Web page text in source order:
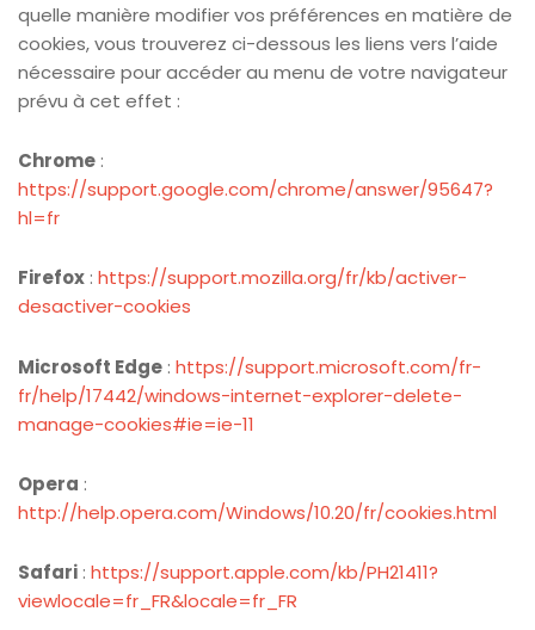
quelle manière modifier vos préférences en matière de
cookies, vous trouverez ci-dessous les liens vers l’aide
nécessaire pour accéder au menu de votre navigateur
prévu à cet effet :
Chrome :
https://support.google.com/chrome/answer/95647?
hl=fr
Firefox : https://support.mozilla.org/fr/kb/activer-
desactiver-cookies
Microsoft Edge : https://support.microsoft.com/fr-
fr/help/17442/windows-internet-explorer-delete-
manage-cookies#ie=ie-11
Opera :
http://help.opera.com/Windows/10.20/fr/cookies.html
Safari : https://support.apple.com/kb/PH21411?
viewlocale=fr_FR&locale=fr_FR